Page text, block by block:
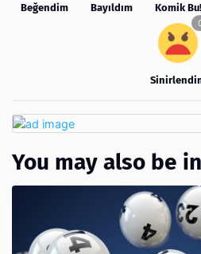
Beğendim Bayıldım Komik Bu!
You may also be